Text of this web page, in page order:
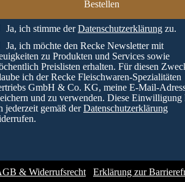
Ja, ich stimme derDatenschutzerklärung zu.
Ja, ich möchte den Recke Newsletter mit
zu Produkten und Services sowie
Preislisten erhalten. Für diesen
ich der Recke Fleischwaren-Spezialitäten
GmbH & Co. KG, meine E-Mail-
und zu verwenden. Diese Einwilligung
jederzeit gemäß derDatenschutzerklärung
& Widerrufsrecht Erklärung zur